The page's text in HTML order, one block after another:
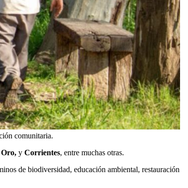
comunitaria.
Oro, y Corrientes, entre muchas otras.
de biodiversidad, educación ambiental, restauración